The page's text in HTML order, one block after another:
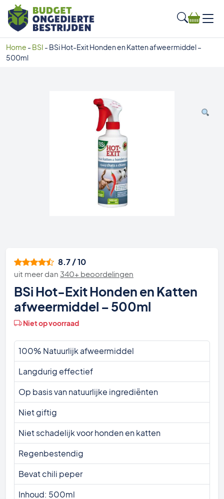
Home - BSI - BSi Hot-Exit Honden en Katten afweermiddel –
500ml
8.7 / 10
uit meer dan 340+ beoordelingen
BSi Hot-Exit Honden en Katten
afweermiddel – 500ml
Niet op voorraad
100% Natuurlijk afweermiddel
Langdurig effectief
Op basis van natuurlijke ingrediënten
Niet giftig
Niet schadelijk voor honden en katten
Regenbestendig
Bevat chili peper
Inhoud: 500ml